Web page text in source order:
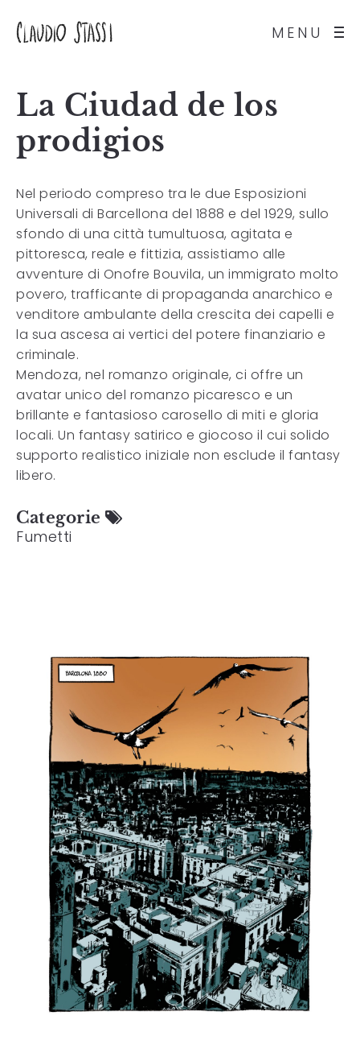
MENU
La Ciudad de los
prodigios
Nel periodo compreso tra le due Esposizioni
Universali di Barcellona del 1888 e del 1929, sullo
sfondo di una città tumultuosa, agitata e
pittoresca, reale e fittizia, assistiamo alle
avventure di Onofre Bouvila, un immigrato molto
povero, trafficante di propaganda anarchico e
venditore ambulante della crescita dei capelli e
la sua ascesa ai vertici del potere finanziario e
criminale.
Mendoza, nel romanzo originale, ci offre un
avatar unico del romanzo picaresco e un
brillante e fantasioso carosello di miti e gloria
locali. Un fantasy satirico e giocoso il cui solido
supporto realistico iniziale non esclude il fantasy
libero.
Categorie
Fumetti